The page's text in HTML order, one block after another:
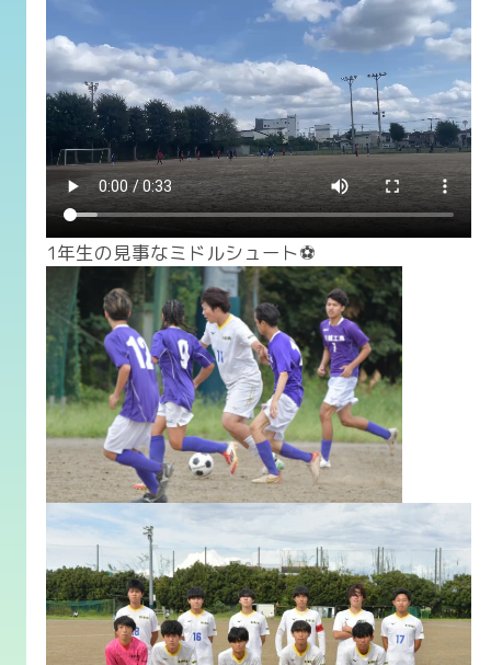
1年生の見事なミドルシュート⚽️